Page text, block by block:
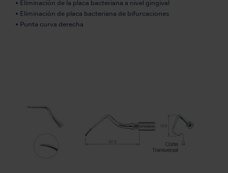
• Eliminación de la placa bacteriana a nivel gingival
• Eliminación de placa bacteriana de bifurcaciones
• Punta curva derecha